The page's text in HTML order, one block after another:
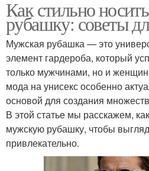
Как стильно
рубашку: советы
Мужская рубашка — это
элемент гардероба, который
только мужчинами, но и
мода на унисекс особенно
основой для создания
В этой статье мы расскажем,
мужскую рубашку, чтобы
привлекательно.